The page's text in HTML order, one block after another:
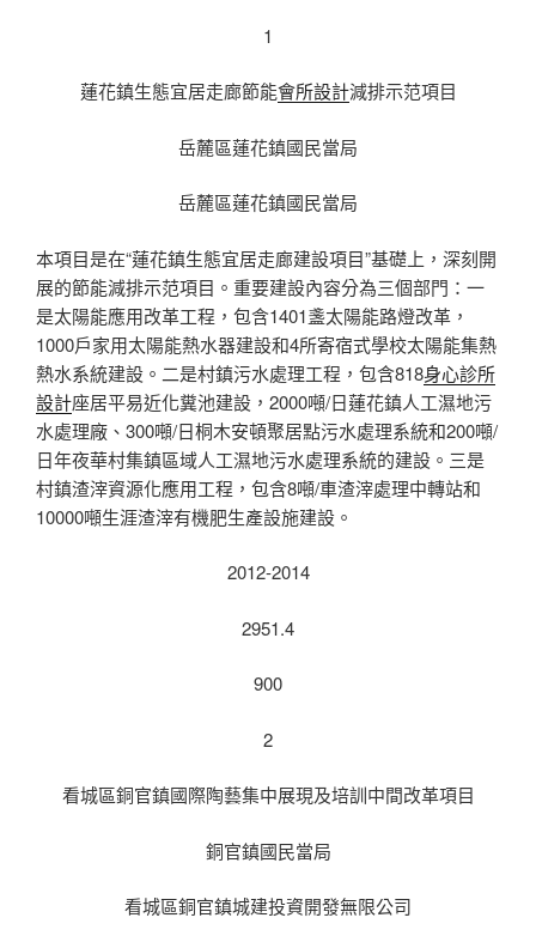
1
蓮花鎮生態宜居走廊節能會所設計減排示范項目
岳麓區蓮花鎮國民當局
岳麓區蓮花鎮國民當局
本項目是在“蓮花鎮生態宜居走廊建設項目”基礎上，深刻開
展的節能減排示范項目。重要建設內容分為三個部門：一
是太陽能應用改革工程，包含1401盞太陽能路燈改革，
1000戶家用太陽能熱水器建設和4所寄宿式學校太陽能集熱
熱水系統建設。二是村鎮污水處理工程，包含818身心診所
設計座居平易近化糞池建設，2000噸/日蓮花鎮人工濕地污
水處理廠、300噸/日桐木安頓聚居點污水處理系統和200噸/
日年夜華村集鎮區域人工濕地污水處理系統的建設。三是
村鎮渣滓資源化應用工程，包含8噸/車渣滓處理中轉站和
10000噸生涯渣滓有機肥生產設施建設。
2012-2014
2951.4
900
2
看城區銅官鎮國際陶藝集中展現及培訓中間改革項目
銅官鎮國民當局
看城區銅官鎮城建投資開發無限公司